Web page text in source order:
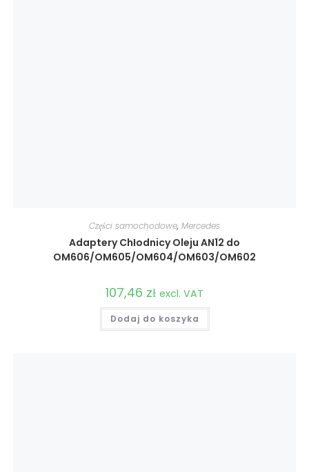
Części samochodowe, Mercedes
Adaptery Chłodnicy Oleju AN12 do
OM606/OM605/OM604/OM603/OM602
107,46 zł excl. VAT
Dodaj do koszyka